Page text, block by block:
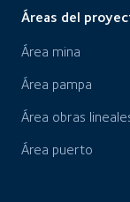
Áreas del
Área mina
Área pampa
Área obras
Área puerto